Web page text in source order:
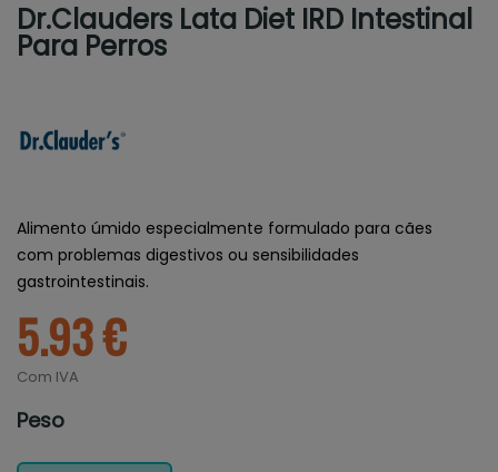
Dr.Clauders Lata Diet IRD Intestinal
Para Perros
Alimento úmido especialmente formulado para cães
com problemas digestivos ou sensibilidades
gastrointestinais.
5.93 €
Com IVA
Peso